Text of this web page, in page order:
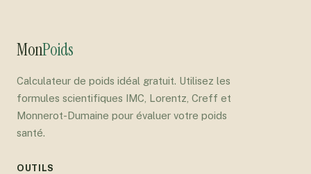
MonPoids
Calculateur de poids idéal gratuit. Utilisez les
formules scientifiques IMC, Lorentz, Creff et
Monnerot-Dumaine pour évaluer votre poids
santé.
OUTILS